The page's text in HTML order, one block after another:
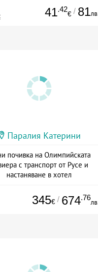
41.42
€ / 81лв.
Паралия Катерини
почивка на Олимпийската
с транспорт от Русе и
настаняване в хотел
345€ / 674.76
лв.